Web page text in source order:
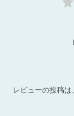
レビューの投稿は